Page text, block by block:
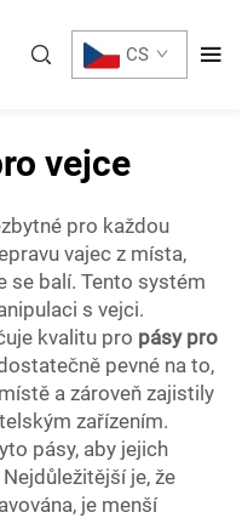
CS
vejce
pro každou
vajec z místa,
se balí. Tento systém
s vejci.
kvalitu pro pásy pro
pevné na to,
a zároveň zajistily
zařízením.
pásy, aby jejich
je, že
je menší